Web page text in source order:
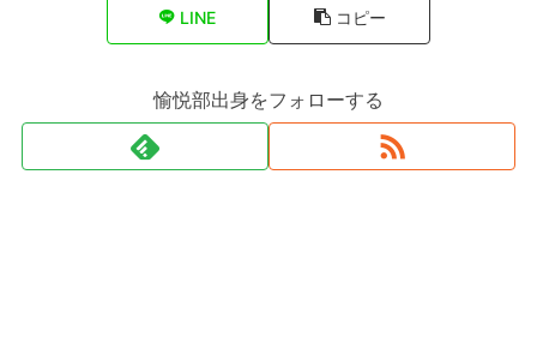
LINE コピー
愉悦部出身をフォローする